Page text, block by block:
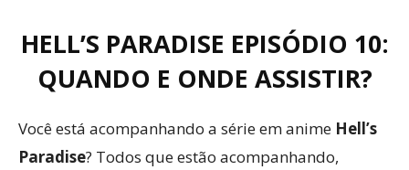
HELL’S PARADISE EPISÓDIO 10:
QUANDO E ONDE ASSISTIR?
Você está acompanhando a série em anime Hell’s
Paradise? Todos que estão acompanhando,